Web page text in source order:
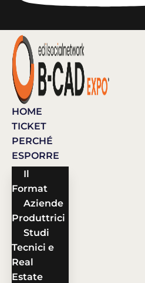
HOME
TICKET
PERCHÉ
ESPORRE
Il
Format
Aziende
Produttrici
Studi
Tecnici e
Real
Estate